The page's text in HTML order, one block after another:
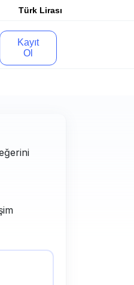
Türk Lirası
Kayıt
Ol